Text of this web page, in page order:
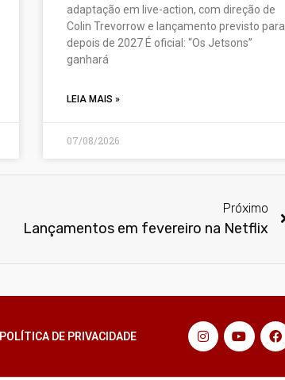
adaptação em live-action, com direção de
Colin Trevorrow e lançamento previsto para
depois de 2027 É oficial: “Os Jetsons”
ganhará
LEIA MAIS »
07/08/2026
Próximo
Lançamentos em fevereiro na Netflix
POLÍTICA DE PRIVACIDADE